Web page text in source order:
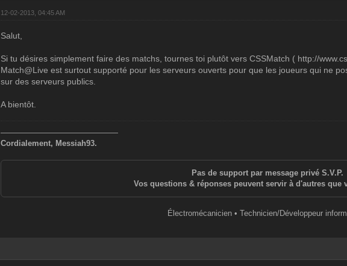
12-02-2013, 04:45 AM
Salut,
Si tu désires simplement faire des matchs, tournes toi plutôt vers CSSMatch ( http://
Match@Live est surtout supporté pour les serveurs ouverts pour que les joueurs qui ne
sur des serveurs publics.
A bientôt.
———————————————
Cordialement, Messiah93.
Pas de support par message privé S.V.P.
Vos questions & réponses peuvent servir à d'autres que
Électromécanicien • Technicien/Développeur